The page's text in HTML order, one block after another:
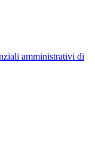
amministrativi di